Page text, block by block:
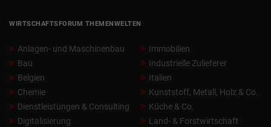
WIRTSCHAFTSFORUM THEMENWELTEN
Anlagen- und Maschinenbau
Bau
Belgien
Chemie
Dienstleistungen & Consulting
Digitalisierung
Immobilien
Industrielle Zulieferer
Italien
Kunststoff, Metall, Holz & Co.
Küche & Co.
Land- & Forstwirtschaft